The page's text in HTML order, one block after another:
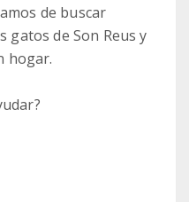
de buscar
gatos de Son Reus y
hogar.